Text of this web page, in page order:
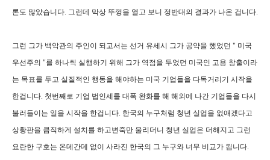
론도 많았습니다. 그런데 막상 뚜껑을 열고 보니 정반대의 결과가 나온 겁니다.
그런 그가 백악관의 주인이 되고서는 선거 유세시 그가 공약을 했었던 " 미국
우선주의 "를 하나씩 실행하기 위해 그가 역점을 두었던 미국인 고용 창출이라
는 목표를 두고 실질적인 행동을 해야하는 미국 기업들을 다독거리기 시작을
한겁니다. 첫번째로 기업 법인세를 대폭 완화를 해 해외에 나간 기업들을 다시
불러들이는 일을 시작을 한겁니다. 한국의 누구처럼 청년 실업을 없애겠다고
상황판을 큼직하게 설치를 하고변죽만 울리더니 청년 실업은 더해지고 그런
요란한 구호는 온데간데 없이 사라진 한국의 그 누구와 너무 비교가 됩니다.